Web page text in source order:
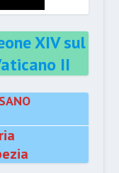
XIV sul
II